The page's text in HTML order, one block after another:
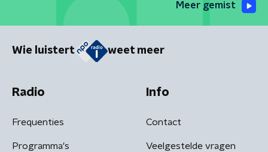
Meer gemist
Wie luistert weet meer
Radio
Frequenties
Programma's
Info
Contact
Veelgestelde vragen